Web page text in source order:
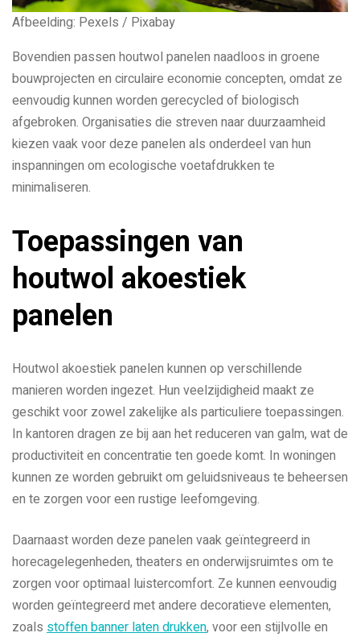
Afbeelding: Pexels / Pixabay
Bovendien passen houtwol panelen naadloos in groene
bouwprojecten en circulaire economie concepten, omdat ze
eenvoudig kunnen worden gerecycled of biologisch
afgebroken. Organisaties die streven naar duurzaamheid
kiezen vaak voor deze panelen als onderdeel van hun
inspanningen om ecologische voetafdrukken te
minimaliseren.
Toepassingen van
houtwol akoestiek
panelen
Houtwol akoestiek panelen kunnen op verschillende
manieren worden ingezet. Hun veelzijdigheid maakt ze
geschikt voor zowel zakelijke als particuliere toepassingen.
In kantoren dragen ze bij aan het reduceren van galm, wat de
productiviteit en concentratie ten goede komt. In woningen
kunnen ze worden gebruikt om geluidsniveaus te beheersen
en te zorgen voor een rustige leefomgeving.
Daarnaast worden deze panelen vaak geïntegreerd in
horecagelegenheden, theaters en onderwijsruimtes om te
zorgen voor optimaal luistercomfort. Ze kunnen eenvoudig
worden geïntegreerd met andere decoratieve elementen,
zoals stoffen banner laten drukken, voor een stijlvolle en